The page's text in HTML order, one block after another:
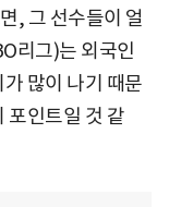
, 그 선수들이 얼
리그)는 외국인
많이 나기 때문
포인트일 것 같